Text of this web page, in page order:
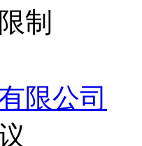
制
限公司